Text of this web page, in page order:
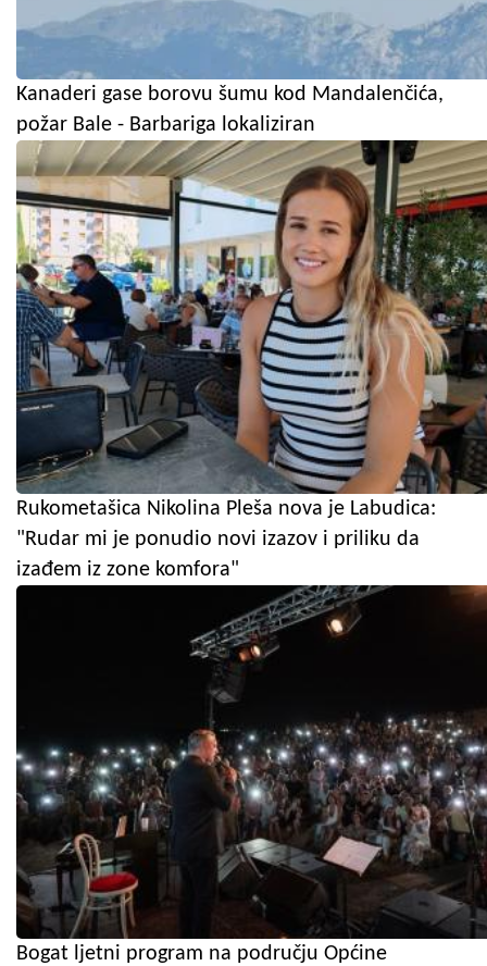
Kanaderi gase borovu šumu kod Mandalenčića,
požar Bale - Barbariga lokaliziran
Rukometašica Nikolina Pleša nova je Labudica:
"Rudar mi je ponudio novi izazov i priliku da
izađem iz zone komfora"
Bogat ljetni program na području Općine